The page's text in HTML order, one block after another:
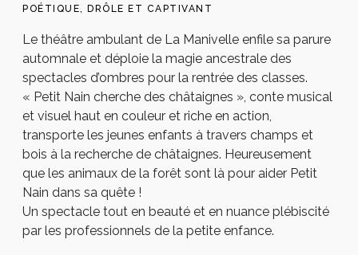
POÉTIQUE, DRÔLE ET CAPTIVANT
Le théâtre ambulant de La Manivelle enfile sa parure
automnale et déploie la magie ancestrale des
spectacles d’ombres pour la rentrée des classes.
« Petit Nain cherche des châtaignes », conte musical
et visuel haut en couleur et riche en action,
transporte les jeunes enfants à travers champs et
bois à la recherche de châtaignes. Heureusement
que les animaux de la forêt sont là pour aider Petit
Nain dans sa quête !
Un spectacle tout en beauté et en nuance plébiscité
par les professionnels de la petite enfance.